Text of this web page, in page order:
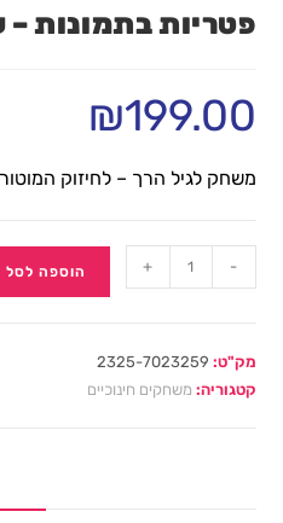
פטריות בתמונות –
₪199.00
משחק לגיל הרך – לחיזוק
-
+ הוספה לסל
מק"ט: 2325-7023259
קטגוריה: משחקים חינוכיים